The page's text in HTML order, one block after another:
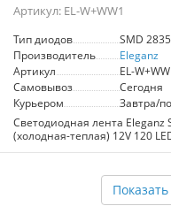
Артикул: EL-W+WW1
Тип диодов
SMD 2835
Производитель
Eleganz
Артикул
EL-
Самовывоз
Сегодня
Курьером
Завтра/
Светодиодная лента Eleganz
(холодная-теплая) 12V 120
идеальное решение для
метр обеспечивают яркость
Лента работает на
предлагает цветовую